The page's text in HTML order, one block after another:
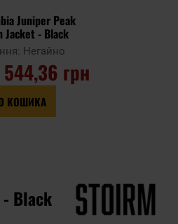
Juniper Peak
Jacket - Black
Негайно
грн
КОШИКА
Black